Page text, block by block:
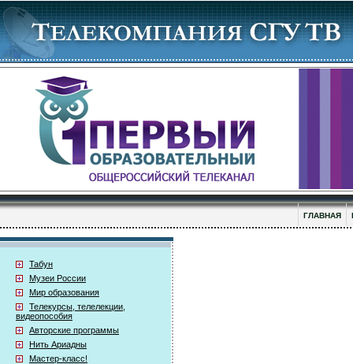
ГЛАВНАЯ
Табун
Музеи России
Мир образования
Телекурсы, телелекции,
видеопособия
Авторские программы
Нить Ариадны
Мастер-класс!